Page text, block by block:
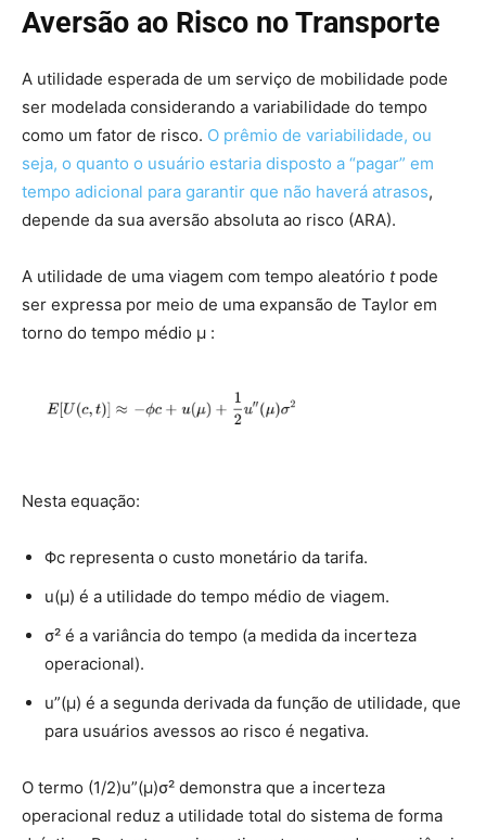
Aversão ao Risco no Transporte
A utilidade esperada de um serviço de mobilidade pode
ser modelada considerando a variabilidade do tempo
como um fator de risco. O prêmio de variabilidade, ou
seja, o quanto o usuário estaria disposto a “pagar” em
tempo adicional para garantir que não haverá atrasos,
depende da sua aversão absoluta ao risco (ARA).
A utilidade de uma viagem com tempo aleatório t pode
ser expressa por meio de uma expansão de Taylor em
torno do tempo médio μ :
Nesta equação:
Φc representa o custo monetário da tarifa.
u(μ) é a utilidade do tempo médio de viagem.
σ² é a variância do tempo (a medida da incerteza
operacional).
u”(μ) é a segunda derivada da função de utilidade, que
para usuários avessos ao risco é negativa.
O termo (1/2)u”(μ)σ² demonstra que a incerteza
operacional reduz a utilidade total do sistema de forma